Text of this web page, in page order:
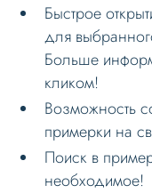
Быстрое
для
Больше
кликом!
Возможность
примерки на
Поиск в
необходимое!